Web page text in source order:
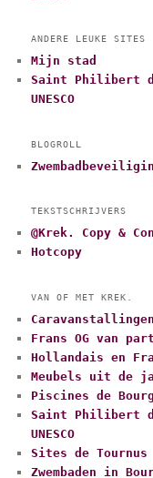
ANDERE LEUKE SITES
Mijn stad
Saint Philibert
UNESCO
BLOGROLL
TEKSTSCHRIJVERS
@Krek. Copy &
Hotcopy
VAN OF MET KREK.
Frans OG van
Hollandais en
Meubels uit de
Piscines de
Saint Philibert
UNESCO
Sites de Tournus
Zwembaden in